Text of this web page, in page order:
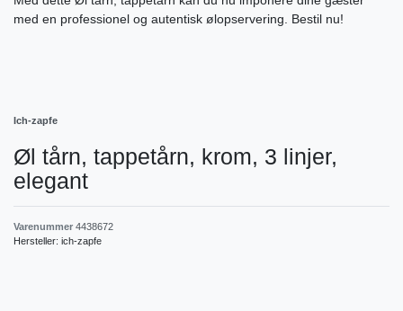
med en professionel og autentisk ølopservering. Bestil nu!
Ich-zapfe
Øl tårn, tappetårn, krom, 3 linjer,
elegant
Varenummer 4438672
Hersteller: ich-zapfe